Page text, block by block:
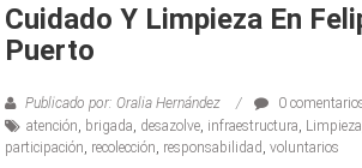
Cuidado Y Limpieza En
Puerto
Publicado por: Oralia Hernández
0
atención
brigada desazolve infraestructura Limpieza
participación recolección responsabilidad ,voluntarios